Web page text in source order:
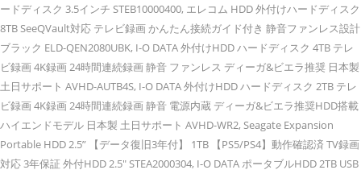
ードディスク 3.5インチ STEB10000400, エレコム HDD 外付けハードディスク
8TB SeeQVault対応 テレビ録画 かんたん接続ガイド付き 静音ファンレス設計
ブラック ELD-QEN2080UBK, I-O DATA 外付けHDD ハードディスク 4TB テレ
ビ録画 4K録画 24時間連続録画 静音 ファンレス ディーガ&ビエラ推奨 日本製
土日サポート AVHD-AUTB4S, I-O DATA 外付けHDD ハードディスク 2TB テレ
ビ録画 4K録画 24時間連続録画 静音 電源内蔵 ディーガ&ビエラ推奨HDD搭載
ハイエンドモデル 日本製 土日サポート AVHD-WR2, Seagate Expansion
Portable HDD 2.5” 【データ復旧3年付】 1TB 【PS5/PS4】動作確認済 TV録画
対応 3年保証 外付HDD 2.5" STEA2000304, I-O DATA ポータブルHDD 2TB USB